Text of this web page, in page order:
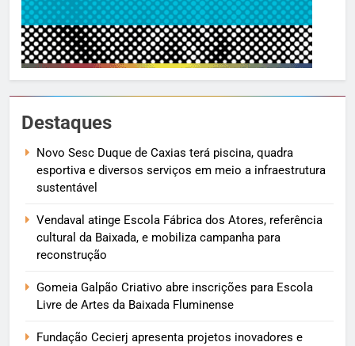
Destaques
Novo Sesc Duque de Caxias terá piscina, quadra
esportiva e diversos serviços em meio a infraestrutura
sustentável
Vendaval atinge Escola Fábrica dos Atores, referência
cultural da Baixada, e mobiliza campanha para
reconstrução
Gomeia Galpão Criativo abre inscrições para Escola
Livre de Artes da Baixada Fluminense
Fundação Cecierj apresenta projetos inovadores e